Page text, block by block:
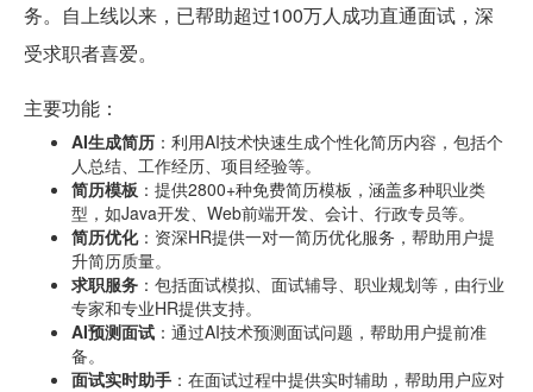
务。自上线以来，已帮助超过100万人成功直通面试，深
受求职者喜爱。
主要功能：
AI生成简历 ：利用AI技术快速生成个性化简历内容，包括个
人总结、工作经历、项目经验等。
简历模板 ：提供2800+种免费简历模板，涵盖多种职业类
型，如Java开发、Web前端开发、会计、行政专员等。
简历优化：资深HR提供一对一简历优化服务，帮助用户提
升简历质量。
求职服务 ：包括面试模拟、面试辅导、职业规划等，由行业
专家和专业HR提供支持。
AI预测面试 ：通过AI技术预测面试问题，帮助用户提前准
备。
面试实时助手 ：在面试过程中提供实时辅助，帮助用户应对